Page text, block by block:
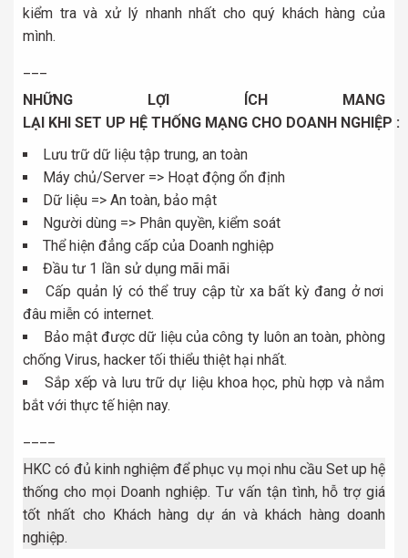
kiểm tra và xử lý nhanh nhất cho quý khách hàng của
mình.
NHỮNG LỢI ÍCH MANG
LẠI KHI SET UP HỆ THỐNG MẠNG CHO DOANH NGHIỆP :
Lưu trữ dữ liệu tập trung, an toàn
Máy chủ/Server => Hoạt động ổn định
Dữ liệu => An toàn, bảo mật
Người dùng => Phân quyền, kiểm soát
Thể hiện đẳng cấp của Doanh nghiệp
Đầu tư 1 lần sử dụng mãi mãi
Cấp quản lý có thể truy cập từ xa bất kỳ đang ở nơi
đâu miễn có internet.
Bảo mật được dữ liệu của công ty luôn an toàn, phòng
chống Virus, hacker tối thiểu thiệt hại nhất.
Sắp xếp và lưu trữ dự liệu khoa học, phù hợp và nắm
bắt với thực tế hiện nay.
HKC có đủ kinh nghiệm để phục vụ mọi nhu cầu Set up hệ
thống cho mọi Doanh nghiệp. Tư vấn tận tình, hỗ trợ giá
tốt nhất cho Khách hàng dự án và khách hàng doanh
nghiệp.